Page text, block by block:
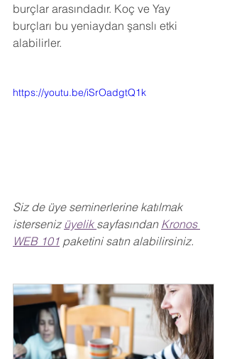
burçlar arasındadır. Koç ve Yay
burçları bu yeniaydan şanslı etki
alabilirler.
https://youtu.be/iSrOadgtQ1k
Siz de üye seminerlerine katılmak
isterseniz üyelik sayfasından Kronos
WEB 101 paketini satın alabilirsiniz.